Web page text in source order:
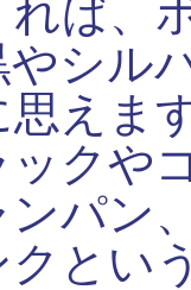
れば、
やシル
思えま
ックや
パン
クとい